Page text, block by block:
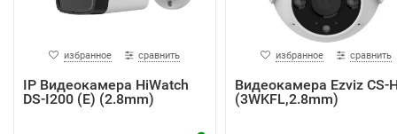
избранное сравнить
IP Видеокамера HiWatch
DS-I200 (E) (2.8mm)
избранное сравнить
Видеокамера Ezviz CS-
(3WKFL,2.8mm)